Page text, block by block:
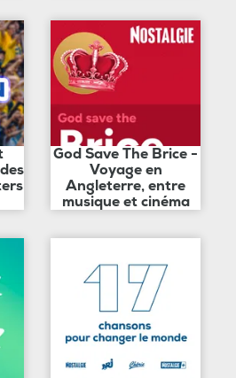
God Save The Brice -
Voyage en
Angleterre, entre
musique et cinéma